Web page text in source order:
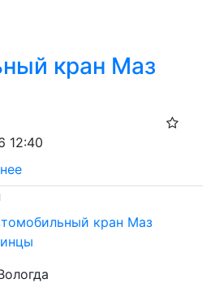
кран Маз
12:40
кран Маз